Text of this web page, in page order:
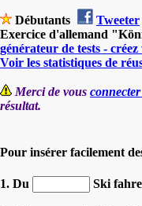
Débutants Tweeter
Exercice d'allemand
générateur de tests -
Voir les statistiques de
Merci de vous
résultat.
Pour insérer facilement
1. Du Ski